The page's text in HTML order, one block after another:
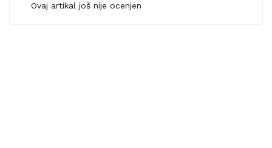
Ovaj artikal još nije ocenjen